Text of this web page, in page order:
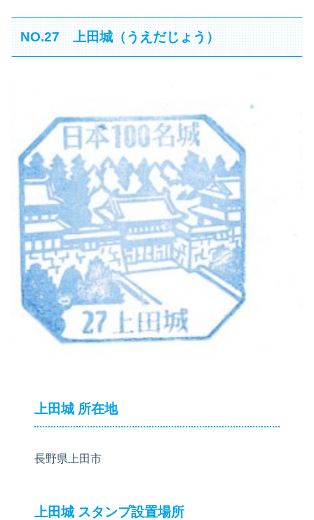
NO.27 上田城（うえだじょう）
上田城 所在地
長野県上田市
上田城 スタンプ設置場所